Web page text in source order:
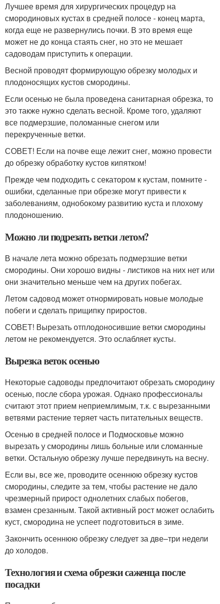
Лучшее время для хирургических процедур на
смородиновых кустах в средней полосе - конец марта,
когда еще не развернулись почки. В это время еще
может не до конца стаять снег, но это не мешает
садоводам приступить к операции.
Весной проводят формирующую обрезку молодых и
плодоносящих кустов смородины.
Если осенью не была проведена санитарная обрезка, то
это также нужно сделать весной. Кроме того, удаляют
все подмерзшие, поломанные снегом или
перекрученные ветки.
СОВЕТ! Если на почве еще лежит снег, можно провести
до обрезку обработку кустов кипятком!
Прежде чем подходить с секатором к кустам, помните -
ошибки, сделанные при обрезке могут привести к
заболеваниям, однобокому развитию куста и плохому
плодоношению.
Можно ли подрезать ветки летом?
В начале лета можно обрезать подмерзшие ветки
смородины. Они хорошо видны - листиков на них нет или
они значительно меньше чем на других побегах.
Летом садовод может отнормировать новые молодые
побеги и сделать прищипку приростов.
СОВЕТ! Вырезать отплодоносившие ветки смородины
летом не рекомендуется. Это ослабляет кусты.
Вырезка веток осенью
Некоторые садоводы предпочитают обрезать смородину
осенью, после сбора урожая. Однако профессионалы
считают этот прием неприемлимым, т.к. с вырезанными
ветвями растение теряет часть питательных веществ.
Осенью в средней полосе и Подмосковье можно
вырезать у смородины лишь больные или сломанные
ветки. Остальную обрезку лучше передвинуть на весну.
Если вы, все же, проводите осеннюю обрезку кустов
смородины, следите за тем, чтобы растение не дало
чрезмерный прирост однолетних слабых побегов,
взамен срезанным. Такой активный рост может ослабить
куст, смородина не успеет подготовиться в зиме.
Закончить осеннюю обрезку следует за две–три недели
до холодов.
Технология и схема обрезки саженца после
посадки